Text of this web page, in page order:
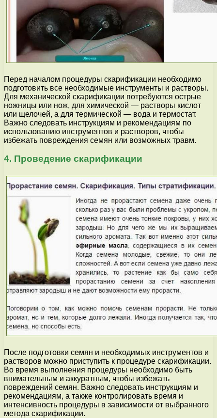
Перед началом процедуры скарификации необходимо
подготовить все необходимые инструменты и растворы.
Для механической скарификации потребуются острые
ножницы или нож, для химической — растворы кислот
или щелочей, а для термической — вода и термостат.
Важно следовать инструкциям и рекомендациям по
использованию инструментов и растворов, чтобы
избежать повреждения семян или возможных травм.
4. Проведение скарификации
После подготовки семян и необходимых инструментов и
растворов можно приступить к процедуре скарификации.
Во время выполнения процедуры необходимо быть
внимательным и аккуратным, чтобы избежать
повреждений семян. Важно следовать инструкциям и
рекомендациям, а также контролировать время и
интенсивность процедуры в зависимости от выбранного
метода скарификации.